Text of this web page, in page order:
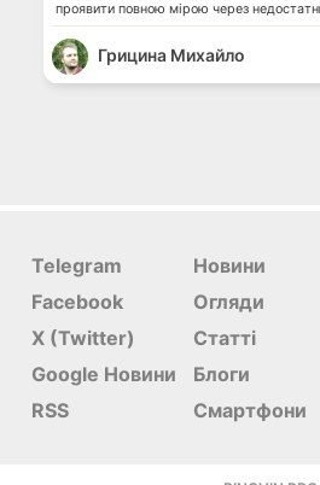
проявити повною мірою через
Грицина Михайло
Telegram
Facebook
X (Twitter)
Google Новини
RSS
Новини
Огляди
Статті
Блоги
Смартфони